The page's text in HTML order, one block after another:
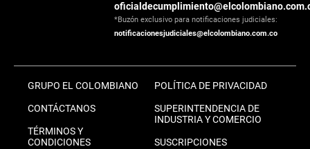
*Buzón exclusivo para notificaciones judiciales:
notificacionesjudiciales@elcolombiano.com.co
GRUPO EL COLOMBIANO
CONTÁCTANOS
TÉRMINOS Y
CONDICIONES
POLÍTICA DE PRIVACIDAD
SUPERINTENDENCIA DE
INDUSTRIA Y COMERCIO
SUSCRIPCIONES